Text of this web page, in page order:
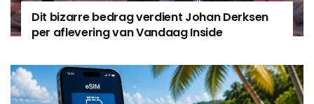
Dit bizarre bedrag verdient Johan Derksen
per aflevering van Vandaag Inside